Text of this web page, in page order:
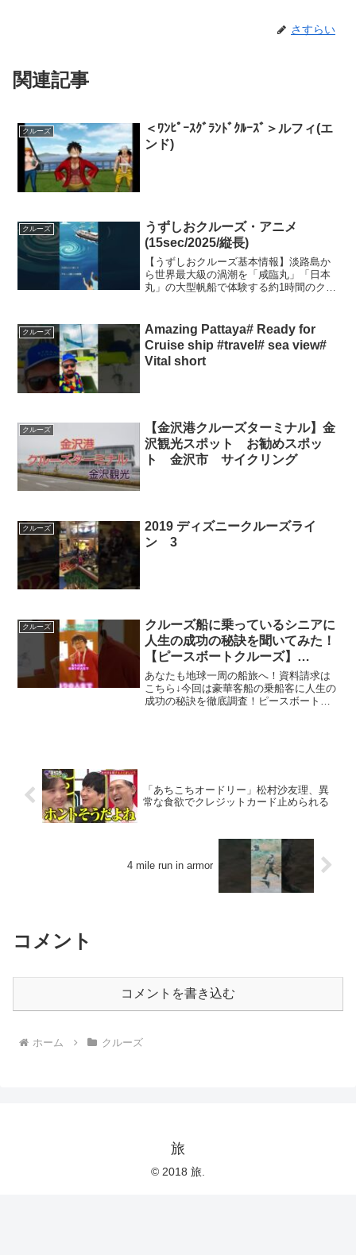
さすらい
関連記事
クルーズ
＜ﾜﾝﾋﾟｰｽｸﾞﾗﾝﾄﾞｸﾙｰｽﾞ＞ルフィ(エ
ンド)
クルーズ
うずしおクルーズ・アニメ
(15sec/2025/縦長)
【うずしおクルーズ基本情報】淡路島か
ら世界最大級の渦潮を「咸臨丸」「日本
丸」の大型帆船で体験する約1時間のクル
の観光情報などをお届けし、知的欲求も
満たすことができます。...
クルーズ
Amazing Pattaya# Ready for
Cruise ship #travel# sea view#
Vital short
クルーズ
【金沢港クルーズターミナル】金
沢観光スポット お勧めスポッ
ト 金沢市 サイクリング
クルーズ
2019 ディズニークルーズライ
ン 3
クルーズ
クルーズ船に乗っているシニアに
人生の成功の秘訣を聞いてみた！
【ピースボートクルーズ】
#shorts
あなたも地球一周の船旅へ！資料請求は
こちら↓今回は豪華客船の乗船客に人生の
成功の秘訣を徹底調査！ピースボートの
「あちこちオードリー」松村沙友理、異
常な食欲でクレジットカード止められる
4 mile run in armor
コメント
コメントを書き込む
ホーム クルーズ
旅
© 2018 旅.